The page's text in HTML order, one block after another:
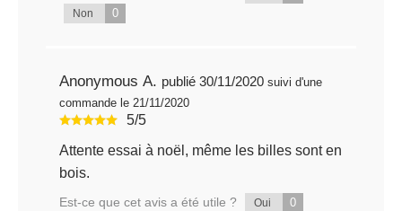
Non 0
Anonymous A. publié 30/11/2020 suivi d'une
commande le 21/11/2020
5/5
Attente essai à noël, même les billes sont en
bois.
Est-ce que cet avis a été utile ? Oui 0